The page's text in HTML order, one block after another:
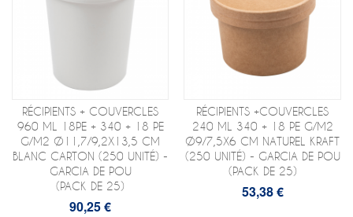
RÉCIPIENTS + COUVERCLES
960 ML 18PE + 340 + 18 PE
G/M2 Ø11,7/9,2X13,5 CM
BLANC CARTON (250 UNITÉ) -
GARCIA DE POU
(PACK DE 25)
90,25 €
RÉCIPIENTS +COUVERCLES
240 ML 340 + 18 PE G/M2
Ø9/7,5X6 CM NATUREL KRAFT
(250 UNITÉ) - GARCIA DE POU
(PACK DE 25)
53,38 €